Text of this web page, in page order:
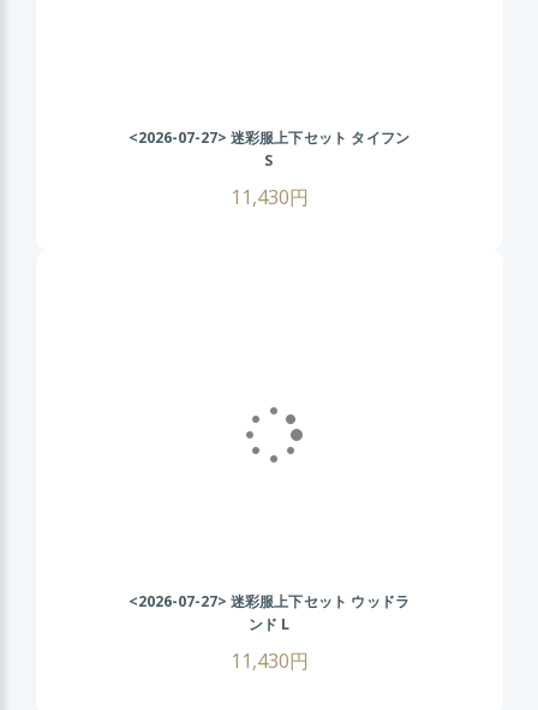
<2026-07-27> 迷彩服上下セット タイフン
S
11,430円
<2026-07-27> 迷彩服上下セット ウッドラ
ンド L
11,430円